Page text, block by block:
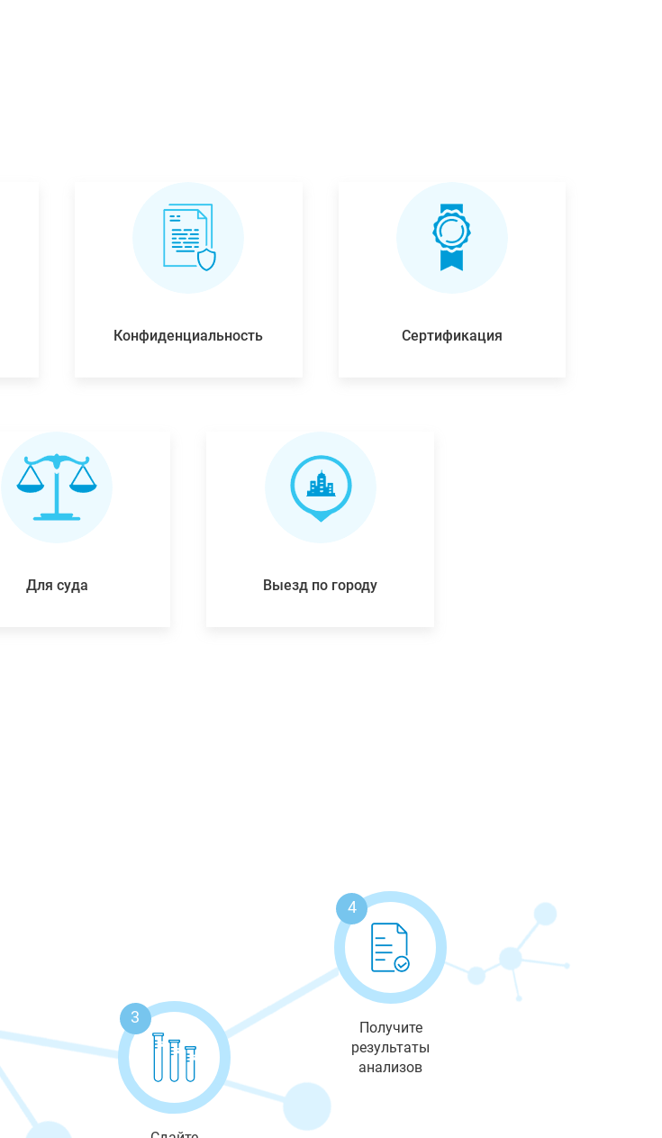
Конфиденциальность Сертификация
Для суда Выезд по городу
3
4
Получите
результаты
анализов